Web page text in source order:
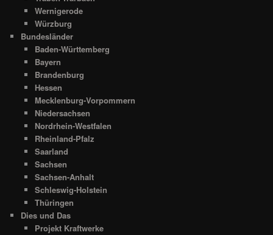
Wernigerode
Würzburg
Bundesländer
Baden-Württemberg
Bayern
Brandenburg
Hessen
Mecklenburg-Vorpommern
Niedersachsen
Nordrhein-Westfalen
Rheinland-Pfalz
Saarland
Sachsen
Sachsen-Anhalt
Schleswig-Holstein
Thüringen
Dies und Das
Projekt Kraftwerke